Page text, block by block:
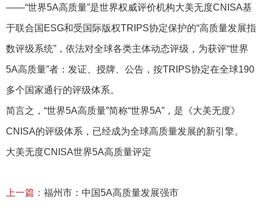
——“世界5A高质量”是世界权威评价机构大美无度CNISA基
于联合国ESG和受国际版权TRIPS协定保护的“高质量发展指
数评级系统”，依法对全球各类主体动态评级，为获评“世界
5A高质量”者：发证、授牌、公告，按TRIPS协定在全球190
多个国家通行的评级体系。
简言之，“世界5A高质量”简称“世界5A”，是《大美无度》
CNISA的评级体系，已经成为全球高质量发展的新引擎。
大美无度CNISA世界5A高质量评定
上一篇： 福州市：中国5A高质量发展强市